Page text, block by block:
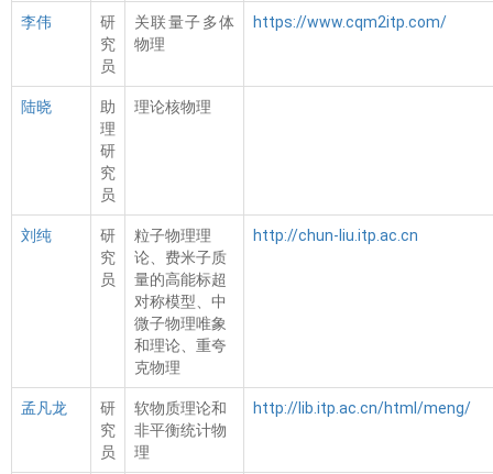
李伟
研
究
员
关联量子多体
物理
https://www.cqm2itp.com/
陆晓
助
理
研
究
员
理论核物理
刘纯
研
究
员
粒子物理理
论、费米子质
量的高能标超
对称模型、中
微子物理唯象
和理论、重夸
克物理
http://chun-liu.itp.ac.cn
孟凡龙
研
究
员
软物质理论和
非平衡统计物
理
http://lib.itp.ac.cn/html/meng/